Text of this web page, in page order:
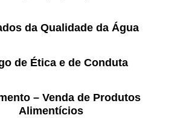
da Qualidade da Água
de Ética e de Conduta
– Venda de Produtos
Alimentícios